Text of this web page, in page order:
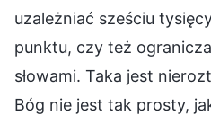
uzależniać sześciu
punktu, czy też
słowami. Taka jest
Bóg nie jest tak prosty,